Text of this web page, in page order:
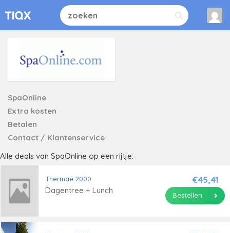
SpaOnline
Extra kosten
Betalen
Contact / Klantenservice
Alle deals van SpaOnline op een rijtje:
Thermae 2000
Dagentree + Lunch
€45,41
Bestellen